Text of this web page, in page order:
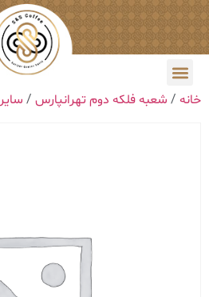
خانه / شعبه فلکه دوم تهرانپارس / سایر